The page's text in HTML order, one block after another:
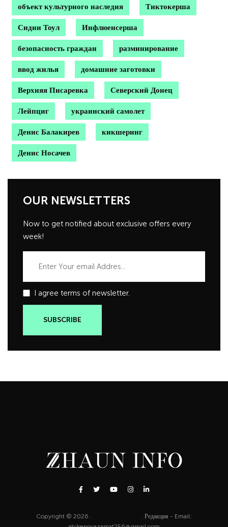
объект культурного наследия Тиктокерша
Сидни Тоул Инфлюенсерша
безопасность граждан разминирование
ввод жилья домашние заготовки
Верхняя Писаревка Северский Донец
Лейпциг украинский самолет
Денис Балакирев кикшеринг
Денис Носачев
OUR NEWSLETTERS
Now to get notified about exclusive offers every
week!
I agree terms of newsletter.
Copyright © 2026 .
. Редакция - Email: